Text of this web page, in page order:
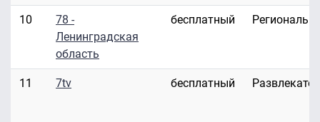
10
78 -
Ленинградская
область
бесплатный
11 7tv бесплатный